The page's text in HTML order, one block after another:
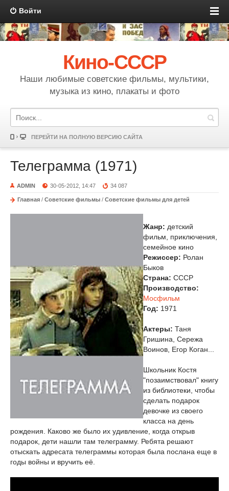
Войти
Кино-СССР
Наши любимые советские фильмы, мультики,
музыка из кино, плакаты и фото
ПЕРЕЙТИ НА ПОЛНУЮ ВЕРСИЮ САЙТА
Телеграмма (1971)
ADMIN 30-05-2012, 14:47 34 087
Главная / Советские фильмы / Советские фильмы для детей
Жанр: детский
фильм, приключения,
семейное кино
Режиссер: Ролан
Быков
Страна: СССР
Производство:
Мосфильм
Год: 1971
Актеры: Таня
Гришина, Сережа
Воинов, Егор Коган...
Школьник Костя
"позаимствовал" книгу
из библиотеки, чтобы
сделать подарок
девочке из своего
класса на день
рождения. Каково же было их удивление, когда открыв
подарок, дети нашли там телеграмму. Ребята решают
отыскать адресата телеграммы которая была послана еще в
годы войны и вручить её.